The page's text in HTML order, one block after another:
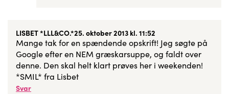
LISBET *LLL&CO.*25. oktober 2013 kl. 11:52
Mange tak for en spændende opskrift! Jeg søgte på
Google efter en NEM græskarsuppe, og faldt over
denne. Den skal helt klart prøves her i weekenden!
*SMIL* fra Lisbet
Svar